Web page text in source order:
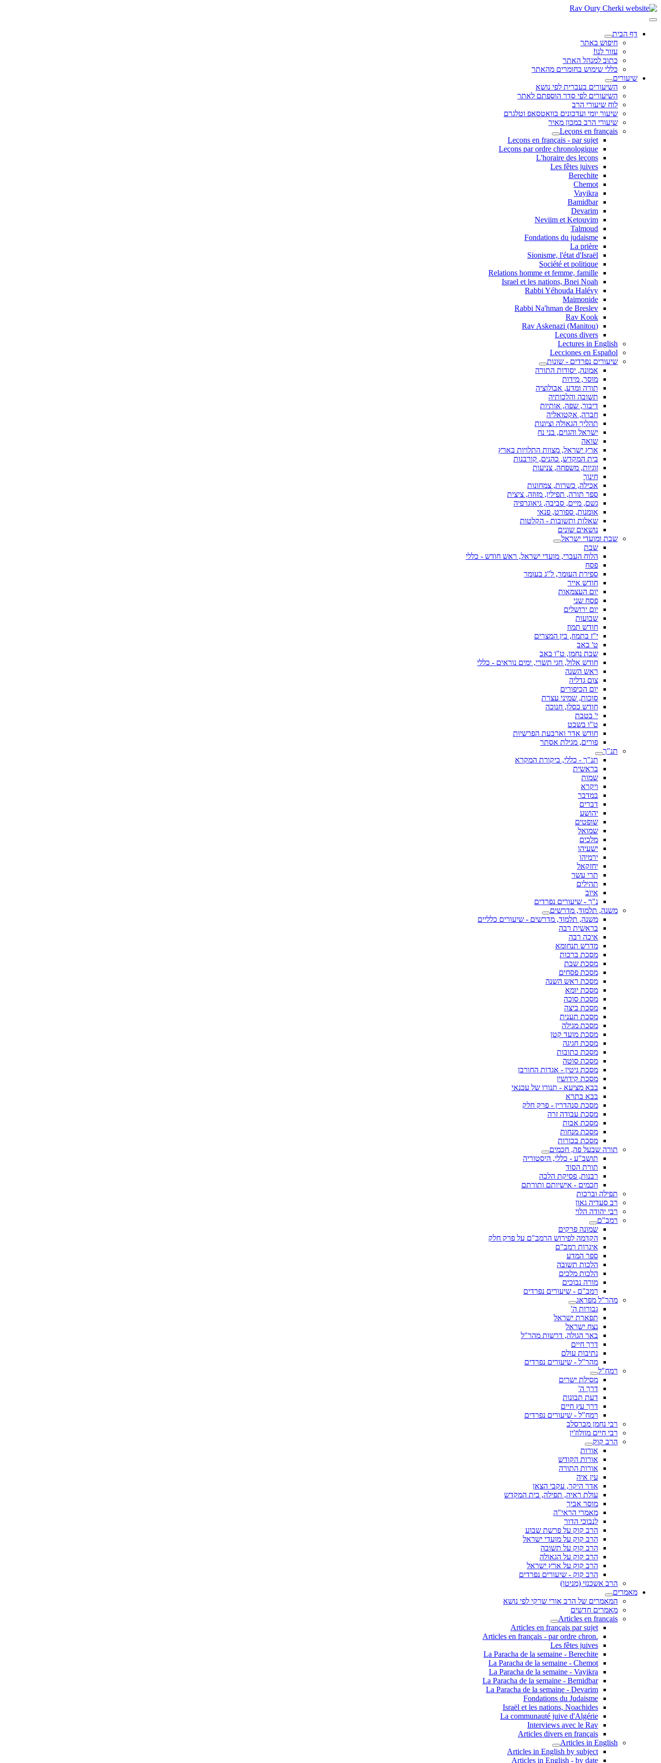
דף הבית
חיפוש באתר
עזור לנו!
כתוב למנהל האתר
כללי שימוש בחומרים מהאתר
שיעורים
השיעורים בעברית לפי נושא
השיעורים לפי סדר הוספתם לאתר
לוח שיעורי הרב
שיעור יומי ועדכונים בוואטסאפ וטלגרם
שיעורי הרב במכון מאיר
Leçons en français
Leçons en français - par sujet
Leçons par ordre chronologique
L'horaire des leçons
Les fêtes juives
Berechite
Chemot
Vayikra
Bamidbar
Devarim
Neviim et Ketouvim
Talmoud
Fondations du judaisme
La prière
Sionisme, l'état d'Israël
Société et politique
Relations homme et femme, famille
Israel et les nations, Bnei Noah
Rabbi Yéhouda Halévy
Maimonide
Rabbi Na'hman de Breslev
Rav Kook
(Rav Askenazi (Manitou
Leçons divers
Lectures in English
Lecciones en Español
שיעורים נפרדים - שונות
אמונה, יסודות התורה
מוסר, מידות
תורה ומדע, אבולוציה
תשובה והלכותיה
דיבור, שפה, אותיות
חברה, אקטואליה
תהליך הגאולה וציונות
ישראל והגוים, בני נח
שואה
ארץ ישראל, מצוות התלויות בארץ
בית המקדש, כהנים, קורבנות
זוגיות, משפחה, צניעות
חינוך
אכילה, כשרות, צמחונות
ספר תורה, תפילין, מזוזה, ציצית
גשם, מיים, סביבה, גיאוגרפיה
אומנות, ספורט, פנאי
שאלות ותשובות - הקלטות
נושאים שונים
שבת ומועדי ישראל
שבת
הלוח העברי, מועדי ישראל, ראש חודש - כללי
פסח
ספירת העומר, ל"ג בעומר
חודש אייר
יום העצמאות
פסח שני
יום ירושלים
שבועות
חודש תמוז
י"ז בתמוז, בין המצרים
ט' באב
שבת נחמו, ט"ו באב
חודש אלול, חגי תשרי, ימים נוראים - כללי
ראש השנה
צום גדליה
יום הכיפורים
סוכות, שמיני עצרת
חודש כסלו, חנוכה
י' בטבת
ט"ו בשבט
חודש אדר וארבעת הפרשיות
פורים, מגילת אסתר
תנ"ך
תנ"ך - כללי, ביקורת המקרא
בראשית
שמות
ויקרא
במדבר
דברים
יהושע
שופטים
שמואל
מלכים
ישעיהו
ירמיהו
יחזקאל
תרי עשר
תהילים
איוב
נ"ך - שיעורים נפרדים
משנה, תלמוד, מדרשים
משנה, תלמוד, מדרשים - שיעורים כלליים
בראשית רבה
איכה רבה
מדרש תנחומא
מסכת ברכות
מסכת שבת
מסכת פסחים
מסכת ראש השנה
מסכת יומא
מסכת סוכה
מסכת ביצה
מסכת תענית
מסכת מגילה
מסכת מועד קטן
מסכת חגיגה
מסכת כתובות
מסכת סוטה
מסכת גיטין - אגדות החורבן
מסכת קידושין
בבא מציעא - תנורו של עכנאי
בבא בתרא
מסכת סנהדרין - פרק חלק
מסכת עבודה זרה
מסכת אבות
מסכת מנחות
מסכת בכורות
תורה שבעל פה, חכמים
תושב"ע - כללי, היסטוריה
תורת הסוד
רבנות, פסיקת הלכה
חכמים - אישיותם ותורתם
תפילה וברכות
רב סעדיה גאון
רבי יהודה הלוי
רמב"ם
שמונה פרקים
הקדמה לפירוש הרמב"ם על פרק חלק
איגרות רמב"ם
ספר המדע
הלכות תשובה
הלכות מלכים
מורה נבוכים
רמב"ם - שיעורים נפרדים
מהר"ל מפראג
גבורות ה'
תפארת ישראל
נצח ישראל
באר הגולה, דרשות מהר"ל
דרך חיים
נתיבות עולם
מהר"ל - שיעורים נפרדים
רמח"ל
מסילת ישרים
דרך ה'
דעת תבונות
דרך עץ חיים
רמח"ל - שיעורים נפרדים
רבי נחמן מברסלב
רבי חיים מוולוז'ין
הרב קוק
אורות
אורות הקודש
אורות התורה
עין איה
אדר היקר, עקבי הצאן
עולת ראיה, תפילה, בית המקדש
מוסר אביך
מאמרי הראי"ה
לנבוכי הדור
הרב קוק על פרשת שבוע
הרב קוק על מועדי ישראל
הרב קוק על תשובה
הרב קוק על הגאולה
הרב קוק על ארץ ישראל
הרב קוק - שיעורים נפרדים
הרב אשכנזי (מניטו)
מאמרים
המאמרים של הרב אורי שרקי לפי נושא
מאמרים חדשים
Articles en français
Articles en français par sujet
.Articles en français - par ordre chron
Les fêtes juives
La Paracha de la semaine - Berechite
La Paracha de la semaine - Chemot
La Paracha de la semaine - Vayikra
La Paracha de la semaine - Bemidbar
La Paracha de la semaine - Devarim
Fondations du Judaisme
Israël et les nations, Noachides
La communauté juive d'Algérie
Interviews avec le Rav
Articles divers en français
Articles in English
Articles in English by subject
Articles in English - by date